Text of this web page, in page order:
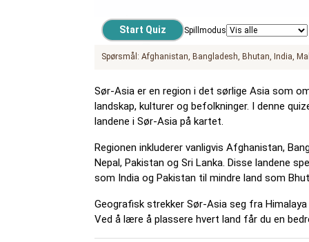
Spillmodus
Spørsmål: Afghanistan Bangladesh Bhutan India
Sør-Asia er en region i det sørlige Asia som
landskap, kulturer og befolkninger. I denne
landene i Sør-Asia på kartet.
Regionen inkluderer vanligvis Afghanistan,
Nepal, Pakistan og Sri Lanka. Disse landene
som India og Pakistan til mindre land som
Geografisk strekker Sør-Asia seg fra
Ved å lære å plassere hvert land får du en